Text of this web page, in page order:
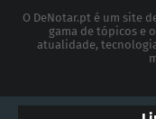
O DeNotar.pt é um site
gama de tópicos e
atualidade,